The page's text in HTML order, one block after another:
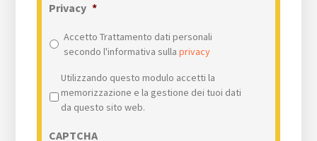
Privacy *
Accetto Trattamento dati personali
secondo l'informativa sullaprivacy
Privacy *
Utilizzando questo modulo accetti la
memorizzazione e la gestione dei tuoi dati
da questo sito web.
CAPTCHA